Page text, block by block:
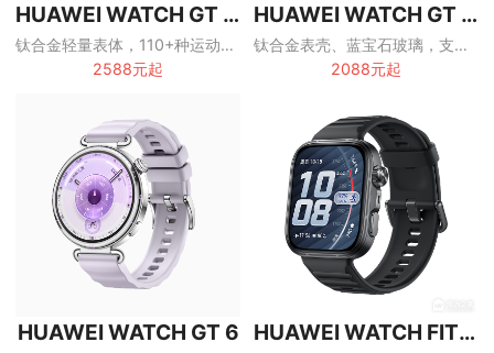
HUAWEI WATCH GT Runner2
钛合金轻量表体，110+种运动模式，面向跑者的专业智能手表
2588元起
HUAWEI WATCH GT 6 Pro
钛合金表壳、蓝宝石玻璃，支持ECG与专业运动的旗舰智能手表
2088元起
HUAWEI WATCH GT 6 HUAWEI WATCH FIT 5 Pro